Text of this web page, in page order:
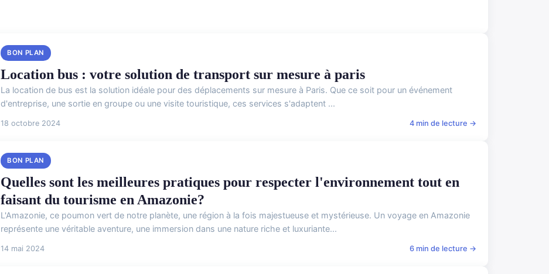
BON PLAN
Location bus : votre solution de transport sur mesure à paris
La location de bus est la solution idéale pour des déplacements sur mesure à Paris. Que ce soit pour un événement
d'entreprise, une sortie en groupe ou une visite touristique, ces services s'adaptent ...
18 octobre 2024 4 min de lecture →
BON PLAN
Quelles sont les meilleures pratiques pour respecter l'environnement tout en
faisant du tourisme en Amazonie?
L'Amazonie, ce poumon vert de notre planète, une région à la fois majestueuse et mystérieuse. Un voyage en Amazonie
représente une véritable aventure, une immersion dans une nature riche et luxuriante...
14 mai 2024 6 min de lecture →